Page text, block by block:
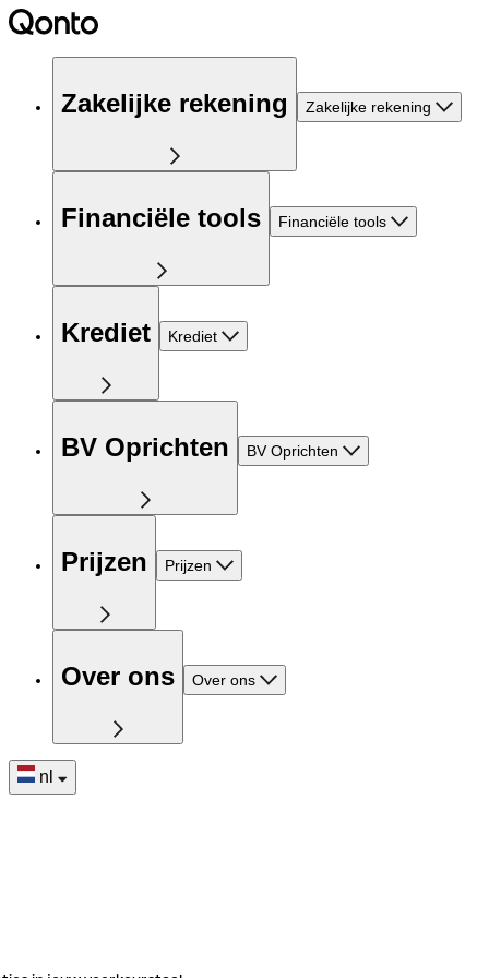
Zakelijke rekening Zakelijke rekening
Financiële tools Financiële tools
Krediet Krediet
BV Oprichten BV Oprichten
Prijzen Prijzen
Over ons Over ons
nl